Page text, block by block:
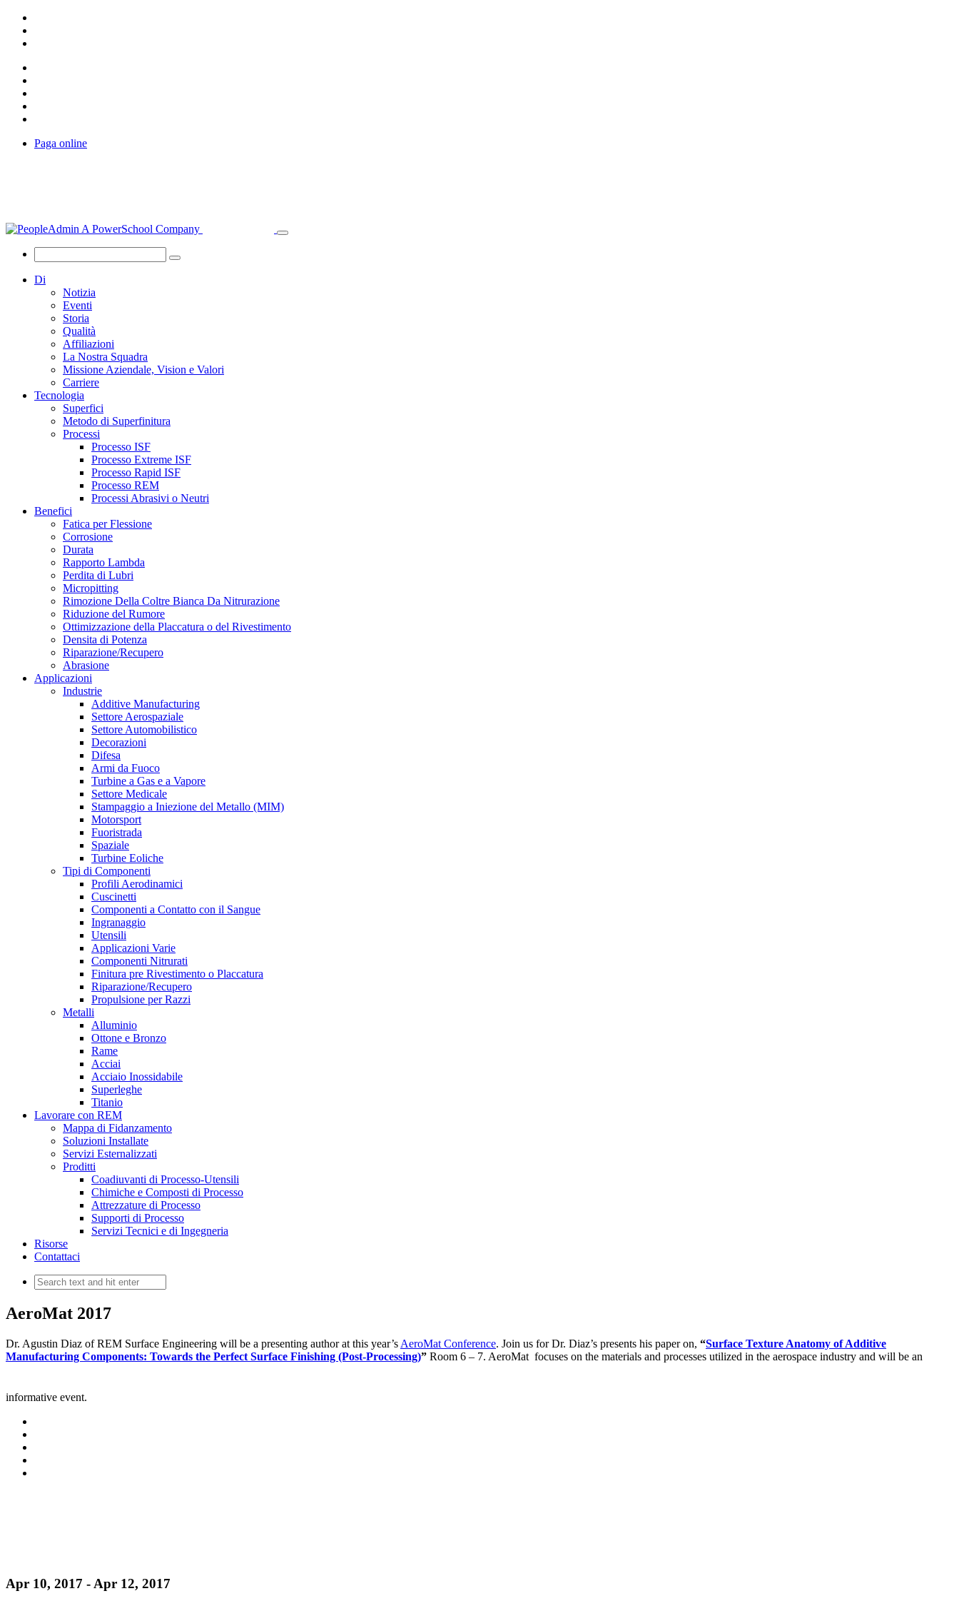
Paga online
Di
Notizia
Eventi
Storia
Qualità
Affiliazioni
La Nostra Squadra
Missione Aziendale, Vision e Valori
Carriere
Tecnologia
Superfici
Metodo di Superfinitura
Processi
Processo ISF
Processo Extreme ISF
Processo Rapid ISF
Processo REM
Processi Abrasivi o Neutri
Benefici
Fatica per Flessione
Corrosione
Durata
Rapporto Lambda
Perdita di Lubri
Micropitting
Rimozione Della Coltre Bianca Da Nitrurazione
Riduzione del Rumore
Ottimizzazione della Placcatura o del Rivestimento
Densita di Potenza
Riparazione/Recupero
Abrasione
Applicazioni
Industrie
Additive Manufacturing
Settore Aerospaziale
Settore Automobilistico
Decorazioni
Difesa
Armi da Fuoco
Turbine a Gas e a Vapore
Settore Medicale
Stampaggio a Iniezione del Metallo (MIM)
Motorsport
Fuoristrada
Spaziale
Turbine Eoliche
Tipi di Componenti
Profili Aerodinamici
Cuscinetti
Componenti a Contatto con il Sangue
Ingranaggio
Utensili
Applicazioni Varie
Componenti Nitrurati
Finitura pre Rivestimento o Placcatura
Riparazione/Recupero
Propulsione per Razzi
Metalli
Alluminio
Ottone e Bronzo
Rame
Acciai
Acciaio Inossidabile
Superleghe
Titanio
Lavorare con REM
Mappa di Fidanzamento
Soluzioni Installate
Servizi Esternalizzati
Proditti
Coadiuvanti di Processo-Utensili
Chimiche e Composti di Processo
Attrezzature di Processo
Supporti di Processo
Servizi Tecnici e di Ingegneria
Risorse
Contattaci
AeroMat 2017
Dr. Agustin Diaz of REM Surface Engineering will be a presenting author at this year’s AeroMat Conference. Join us for Dr. Diaz’s presents his paper on, “Surface Texture Anatomy of Additive
Manufacturing Components: Towards the Perfect Surface Finishing (Post-Processing)” Room 6 – 7. AeroMat focuses on the materials and processes utilized in the aerospace industry and will be an
informative event.
Apr 10, 2017 - Apr 12, 2017